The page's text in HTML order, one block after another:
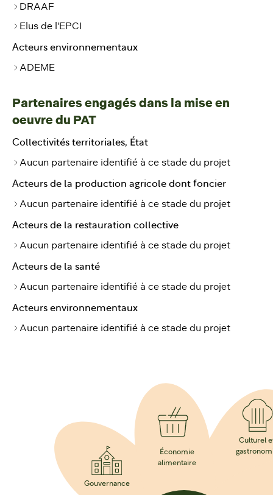
DRAAF
Elus de l'EPCI
Acteurs environnementaux
ADEME
Partenaires engagés dans la mise en
oeuvre du PAT
Collectivités territoriales, État
Aucun partenaire identifié à ce stade du projet
Acteurs de la production agricole dont foncier
Aucun partenaire identifié à ce stade du projet
Acteurs de la restauration collective
Aucun partenaire identifié à ce stade du projet
Acteurs de la santé
Aucun partenaire identifié à ce stade du projet
Acteurs environnementaux
Aucun partenaire identifié à ce stade du projet
Économie
alimentaire
Culturel
Gouvernance